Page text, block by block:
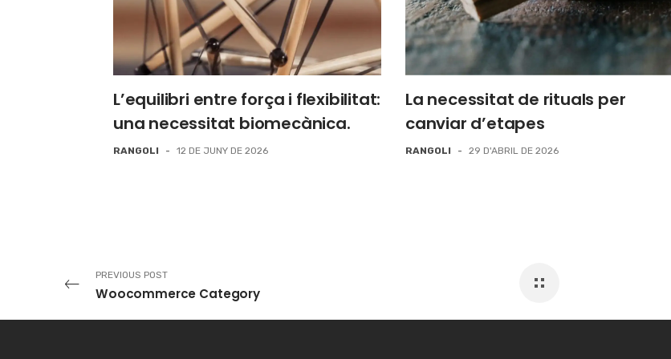
L’equilibri entre força i flexibilitat:
una necessitat biomecànica.
RANGOLI - 12 DE JUNY DE 2026
La necessitat de rituals per
canviar d’etapes
RANGOLI - 29 D'ABRIL DE 2026
PREVIOUS POST
Woocommerce Category